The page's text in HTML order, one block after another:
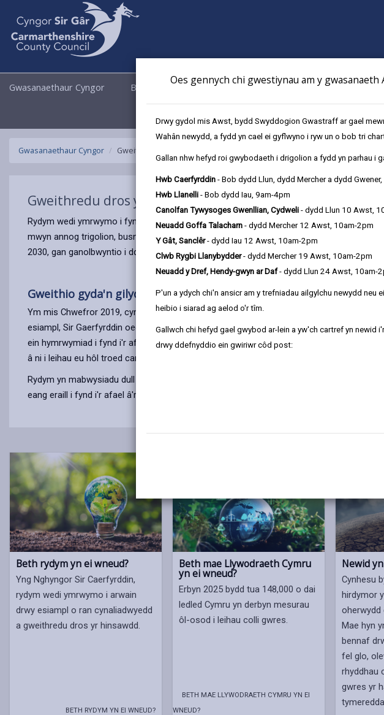
Oes gennych chi gwestiynau am y
Drwy gydol mis Awst, bydd Swyddogion Gwastraff ar gael
Wahân newydd, a fydd yn cael ei gyflwyno i ryw un o bob tri
Gallan nhw hefyd roi gwybodaeth i drigolion a fydd yn parhau i
Hwb Caerfyrddin - Bob dydd Llun, dydd Mercher a dydd
Hwb Llanelli - Bob dydd Iau, 9am-4pm
Canolfan Tywysoges Gwenllian, Cydweli - dydd Llun 10 Awst,
Neuadd Goffa Talacharn - dydd Mercher 12 Awst, 10am-2pm
Y Gât, Sanclêr- dydd Iau 12 Awst, 10am-2pm
Clwb Rygbi Llanybydder- dydd Mercher 19 Awst, 10am-2pm
Neuadd y Dref, Hendy-gwyn ar Daf- dydd Llun 24 Awst, 10am-
P'un a ydych chi'n ansicr am y trefniadau ailgylchu newydd
heibio i siarad ag aelod o'r tîm.
Gallwch chi hefyd gael gwybod ar-lein a yw'ch cartref yn newid
drwy ddefnyddio ein gwiriwr côd post:
Gwasanaethaur Cyngor Busnes Cyngor a Democratiaeth Newyddion
Fy
Gwasanaethaur Cyngor Gweithredu dros yr Hinsawdd Sir Gâr
Gweithredu dros yr Hinsawdd Sir Gâr
Rydym wedi ymrwymo i fynd i’r afael â’r newid yn yr hinsawdd ac yn cydnabod bod
mwyn annog trigolion, busnesau a sefydliadau eraill i leihau eu hôl troed carbon
2030, gan ganolbwyntio i ddechrau ar ein hôl troed carbon mesuradwy.
Gweithio gyda'n gilydd i wneud gwahaniaeth
Ym mis Chwefror 2019, cymerodd Cyngor Sir Caerfyrddin gam arloesol drwy ddatgan
esiampl, Sir Gaerfyrddin oedd yr awdurdod cyntaf yng Nghymru i gyhoeddi cynllun
ein hymrwymiad i fynd i'r afael â newid yn yr hinsawdd yn adlewyrchu ein rôl sylweddol
â ni i leihau eu hôl troed carbon.
Rydym yn mabwysiadu dull ymarferol o gyflawni statws carbon sero net erbyn 2030,
eang eraill i fynd i'r afael â'r argyfwng hinsawdd, sy'n cael eu gweithredu ar draws
Beth rydym yn ei wneud?
Yng Nghyngor Sir Caerfyrddin,
rydym wedi ymrwymo i arwain
drwy esiampl o ran cynaliadwyedd
a gweithredu dros yr hinsawdd.
BETH RYDYM YN EI WNEUD?
Beth mae Llywodraeth Cymru
yn ei wneud?
Erbyn 2025 bydd tua 148,000 o dai
ledled Cymru yn derbyn mesurau
ôl-osod i leihau colli gwres.
BETH MAE LLYWODRAETH CYMRU YN EI
WNEUD?
Newid
Cynhesu
hirdymor
oherwydd
Mae hyn
bennaf
fel glo,
rhyddhau
gwres yr